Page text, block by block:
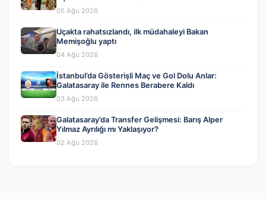
Beklentiler
05 Ağu 2026
Uçakta rahatsızlandı, ilk müdahaleyi Bakan
Memişoğlu yaptı
04 Ağu 2026
İstanbul’da Gösterişli Maç ve Gol Dolu Anlar:
Galatasaray ile Rennes Berabere Kaldı
03 Ağu 2026
Galatasaray’da Transfer Gelişmesi: Barış Alper
Yılmaz Ayrılığı mı Yaklaşıyor?
02 Ağu 2026